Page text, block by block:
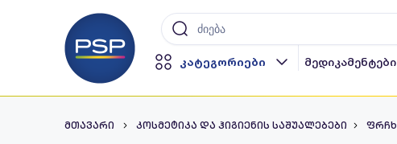
კატეგორიები მედიკამენტები
მთავარი კოსმეტიკა და ჰიგიენის საშუალებები